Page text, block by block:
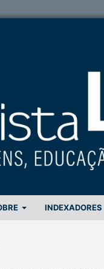
INDEXADORES